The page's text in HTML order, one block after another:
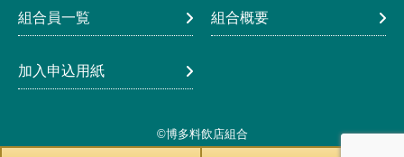
組合員一覧 組合概要
加入申込用紙
©博多料飲店組合